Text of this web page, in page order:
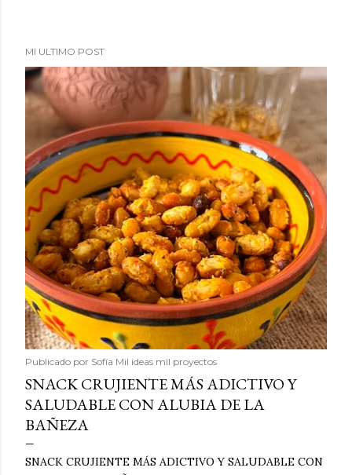
MI ULTIMO POST
Publicado por Sofía Mil ideas mil proyectos
SNACK CRUJIENTE MÁS ADICTIVO Y
SALUDABLE CON ALUBIA DE LA
BAÑEZA
SNACK CRUJIENTE MÁS ADICTIVO Y SALUDABLE CON